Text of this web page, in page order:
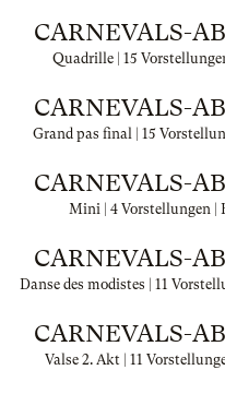
CARNEVALS-
Quadrille | 15
CARNEVALS-
Grand pas final | 15
CARNEVALS-
Mini | 4 Vorstellungen |
CARNEVALS-
Danse des modistes | 11
CARNEVALS-
Valse 2. Akt | 11